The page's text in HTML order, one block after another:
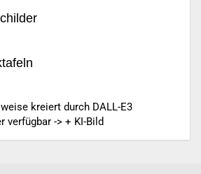
kreiert durch DALL-E3
verfügbar -> + KI-Bild